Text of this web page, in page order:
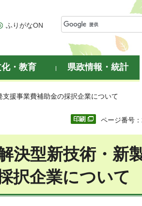
ふりがなON
・教育 県政情報・統計
援事業費補助金の採択企業について
ページ番号
決型新技術・新
択企業について